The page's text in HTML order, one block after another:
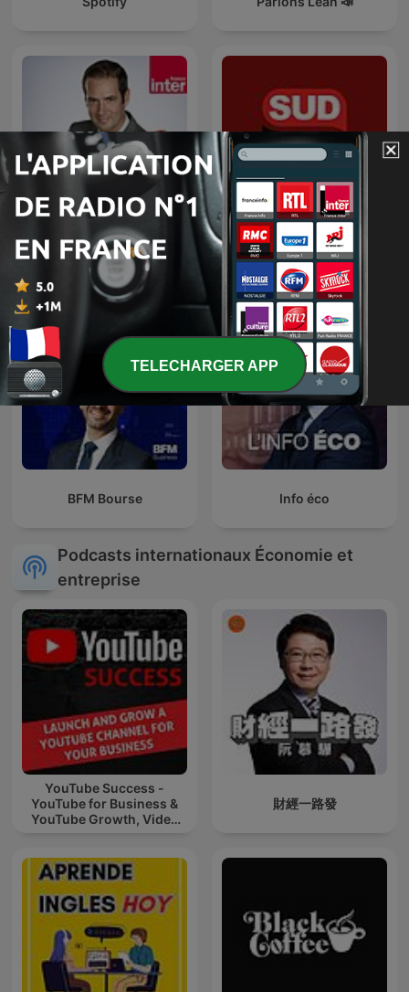
Tanguy Pastureau
maltraite l'info
L'info éco +
BFM Bourse Info éco
Podcasts internationaux Économie et
entreprise
YouTube Success -
YouTube for Business &
YouTube Growth, Video
財經一路發
TELECHARGER APP